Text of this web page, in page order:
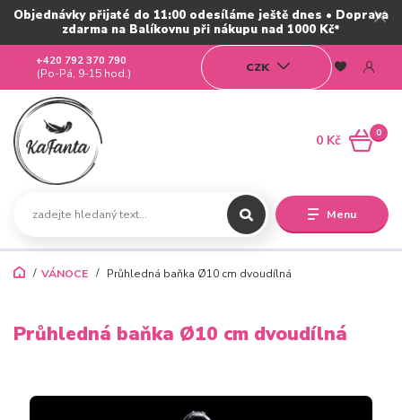
Objednávky přijaté do 11:00 odesíláme ještě dnes • Doprava
zdarma na Balíkovnu při nákupu nad 1000 Kč*
Menu
CZK
+420 792 370 790
(Po-Pá, 9-15 hod.)
0
0 Kč
VÁNOCE Průhledná baňka Ø10 cm dvoudílná
Průhledná baňka Ø10 cm dvoudílná